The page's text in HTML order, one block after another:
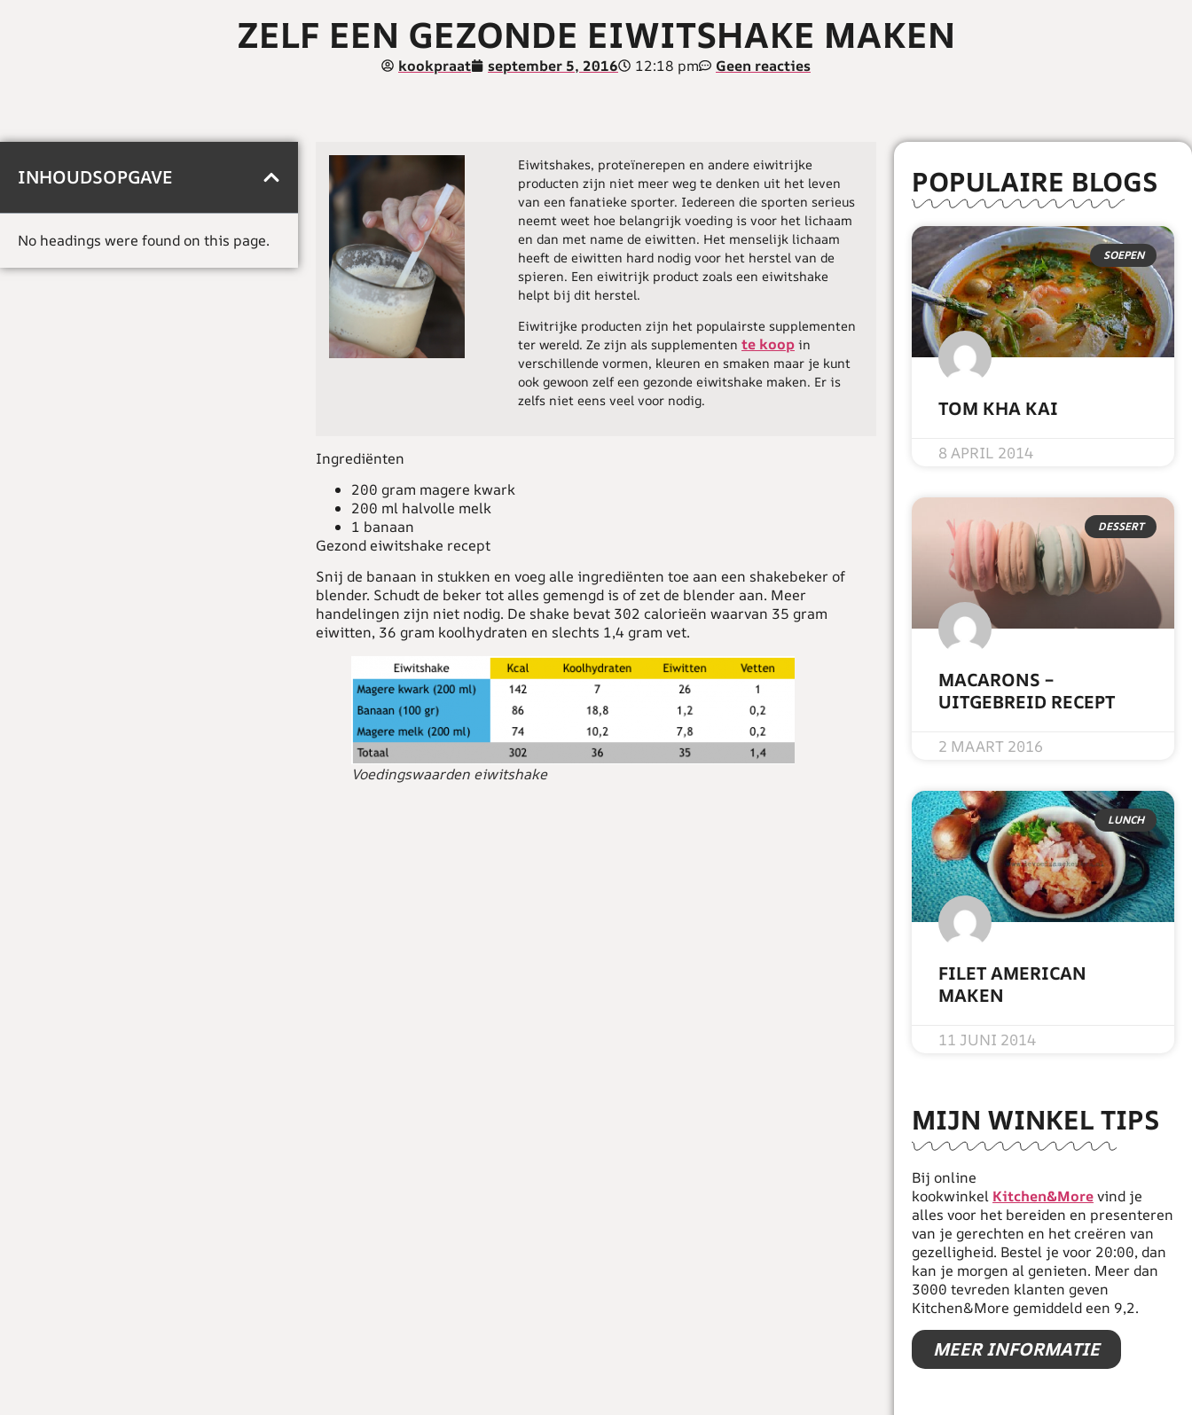
ZELF EEN GEZONDE EIWITSHAKE MAKEN
kookpraat september 5, 2016 12:18 pm Geen reacties
INHOUDSOPGAVE
No headings were found on this page.
Eiwitshakes, proteïnerepen en andere eiwitrijke
producten zijn niet meer weg te denken uit het leven
van een fanatieke sporter. Iedereen die sporten serieus
neemt weet hoe belangrijk voeding is voor het lichaam
en dan met name de eiwitten. Het menselijk lichaam
heeft de eiwitten hard nodig voor het herstel van de
spieren. Een eiwitrijk product zoals een eiwitshake
helpt bij dit herstel.
Eiwitrijke producten zijn het populairste supplementen
ter wereld. Ze zijn als supplementen te koop in
verschillende vormen, kleuren en smaken maar je kunt
ook gewoon zelf een gezonde eiwitshake maken. Er is
zelfs niet eens veel voor nodig.
Ingrediënten
200 gram magere kwark
200 ml halvolle melk
1 banaan
Gezond eiwitshake recept
Snij de banaan in stukken en voeg alle ingrediënten toe aan een shakebeker of
blender. Schudt de beker tot alles gemengd is of zet de blender aan. Meer
handelingen zijn niet nodig. De shake bevat 302 calorieën waarvan 35 gram
eiwitten, 36 gram koolhydraten en slechts 1,4 gram vet.
Voedingswaarden eiwitshake
POPULAIRE BLOGS
SOEPEN
TOM KHA KAI
8 APRIL 2014
DESSERT
MACARONS –
UITGEBREID RECEPT
2 MAART 2016
LUNCH
FILET AMERICAN
MAKEN
11 JUNI 2014
MIJN WINKEL TIPS
Bij online
kookwinkel Kitchen&Morevind je
alles voor het bereiden en presenteren
van je gerechten en het creëren van
gezelligheid. Bestel je voor 20:00, dan
kan je morgen al genieten. Meer dan
3000 tevreden klanten geven
Kitchen&More gemiddeld een 9,2.
MEER INFORMATIE